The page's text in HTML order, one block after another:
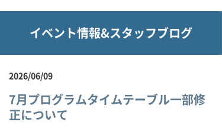
イベント情報&スタッフブログ
2026/06/09
7月プログラムタイムテーブル一部修
正について